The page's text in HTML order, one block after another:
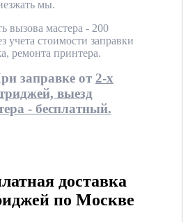
мы.
вызова мастера - 200
учета стоимости заправки
ремонта принтера.
заправке от 2-х
выезд
- бесплатный.
доставка
по Москве